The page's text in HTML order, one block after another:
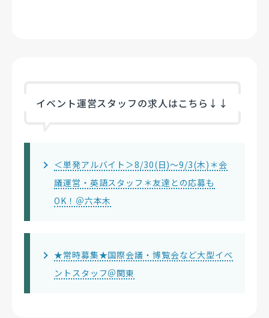
イベント運営スタッフの求人はこちら↓↓
＜単発アルバイト＞8/30(日)～9/3(木)＊会
議運営・英語スタッフ＊友達との応募も
OK！＠六本木
★常時募集★国際会議・博覧会など大型イベ
ントスタッフ＠関東